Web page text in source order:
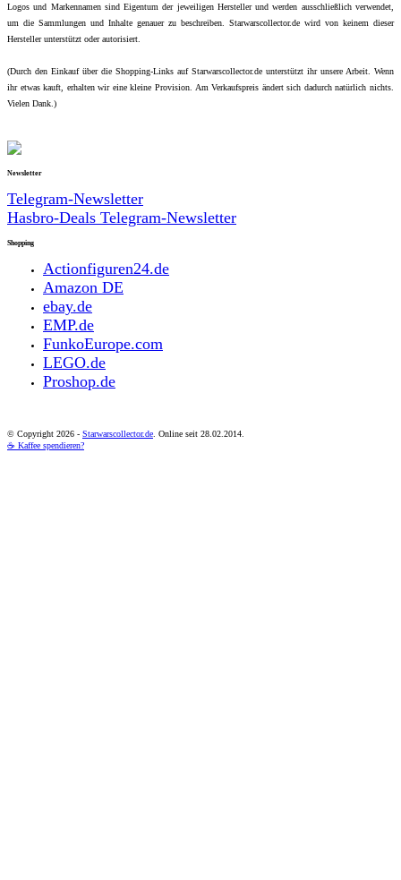
Logos und Markennamen sind Eigentum der jeweiligen Hersteller und werden ausschließlich verwendet,
um die Sammlungen und Inhalte genauer zu beschreiben. Starwarscollector.de wird von keinem dieser
Hersteller unterstützt oder autorisiert.
(Durch den Einkauf über die Shopping-Links auf Starwarscollector.de unterstützt ihr unsere Arbeit. Wenn
ihr etwas kauft, erhalten wir eine kleine Provision. Am Verkaufspreis ändert sich dadurch natürlich nichts.
Vielen Dank.)
Newsletter
Telegram-Newsletter
Hasbro-Deals Telegram-Newsletter
Shopping
Actionfiguren24.de
Amazon DE
ebay.de
EMP.de
FunkoEurope.com
LEGO.de
Proshop.de
© Copyright 2026 - Starwarscollector.de. Online seit 28.02.2014.
☕ Kaffee spendieren?